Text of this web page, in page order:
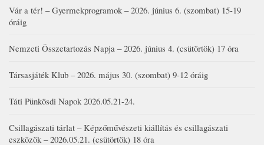
Vár a tér! – Gyermekprogramok – 2026. június 6. (szombat) 15-19
óráig
Nemzeti Összetartozás Napja – 2026. június 4. (csütörtök) 17 óra
Társasjáték Klub – 2026. május 30. (szombat) 9-12 óráig
Táti Pünkösdi Napok 2026.05.21-24.
Csillagászati tárlat – Képzőművészeti kiállítás és csillagászati
eszközök – 2026.05.21. (csütörtök) 18 óra